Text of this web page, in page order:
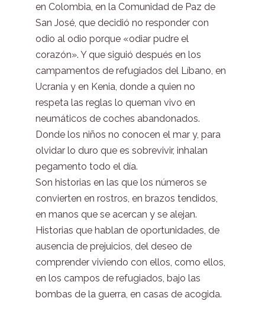
en Colombia, en la Comunidad de Paz de
San José, que decidió no responder con
odio al odio porque «odiar pudre el
corazón». Y que siguió después en los
campamentos de refugiados del Líbano, en
Ucrania y en Kenia, donde a quien no
respeta las reglas lo queman vivo en
neumáticos de coches abandonados.
Donde los niños no conocen el mar y, para
olvidar lo duro que es sobrevivir, inhalan
pegamento todo el día.
Son historias en las que los números se
convierten en rostros, en brazos tendidos,
en manos que se acercan y se alejan.
Historias que hablan de oportunidades, de
ausencia de prejuicios, del deseo de
comprender viviendo con ellos, como ellos,
en los campos de refugiados, bajo las
bombas de la guerra, en casas de acogida.